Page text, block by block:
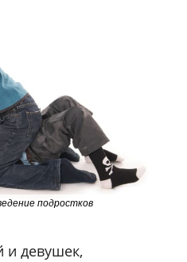
подростков
девушек,